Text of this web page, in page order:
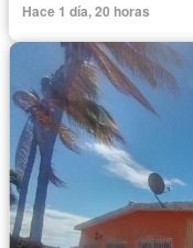
Hace 1 día, 20 horas